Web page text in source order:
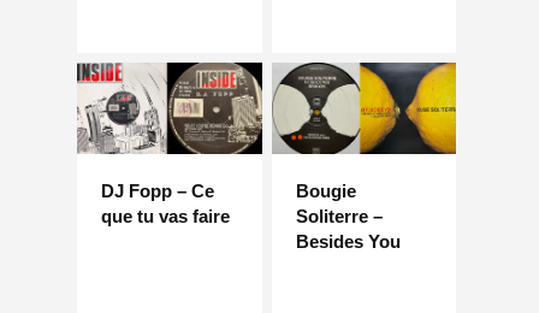
DJ Fopp – Ce
que tu vas faire
Bougie
Soliterre –
Besides You